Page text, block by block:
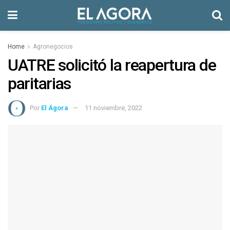
Home Agronegocios
UATRE solicitó la reapertura de
paritarias
Por El Ágora 11 noviembre, 2022